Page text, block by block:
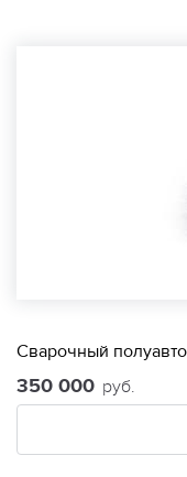
Сварочный
350 000 руб.